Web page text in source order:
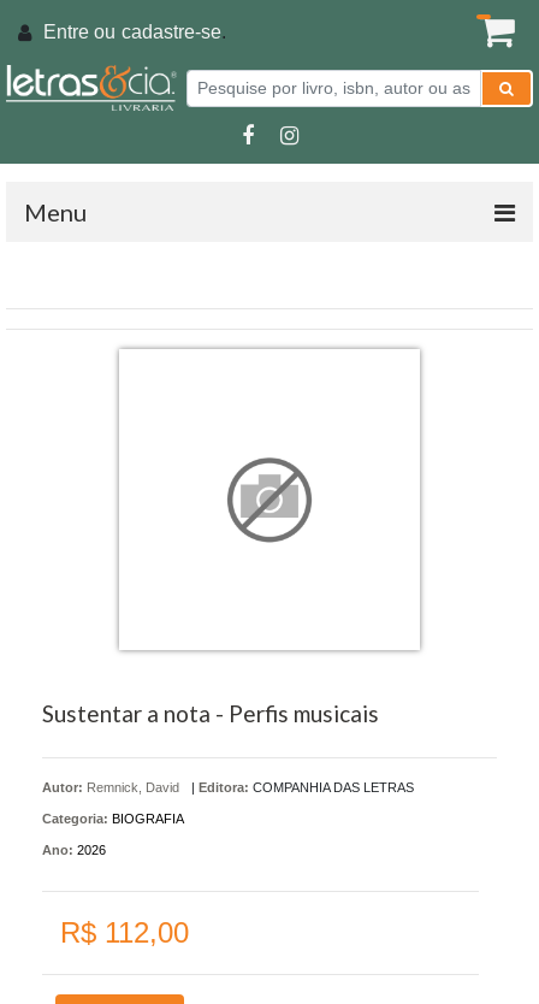
Entre ou cadastre-se.
Menu
Sustentar a nota - Perfis musicais
Autor: Remnick, David | Editora: COMPANHIA DAS LETRAS
Categoria: BIOGRAFIA
Ano: 2026
R$ 112,00